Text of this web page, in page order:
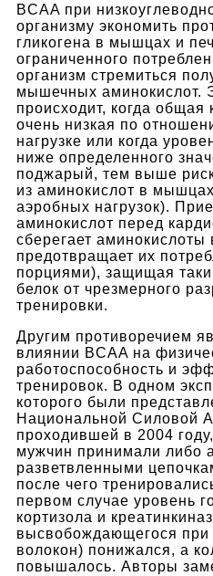
BCAA при
организму экономить
гликогена в мышцах и
ограниченного
организм стремиться
мышечных аминокислот.
происходит, когда общая
очень низкая по
нагрузке или когда
ниже определенного
поджарый, тем выше
из аминокислот в
аэробных нагрузок).
аминокислот перед
сберегает
предотвращает их
порциями), защищая
белок от чрезмерного
тренировки.
Другим противоречием
влиянии BCAA на
работоспособность и
тренировок. В одном
которого были
Национальной Силовой
проходившей в 2004
мужчин принимали либо
разветвленными
после чего
первом случае уровень
кортизола и
высвобождающегося
волокон) понижался, а
повышалось. Авторы